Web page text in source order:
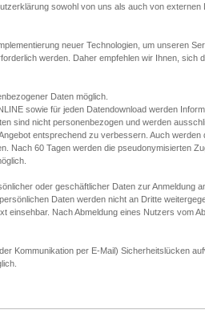
sowohl von uns als auch von externen
neuer Technologien, um unseren
werden. Daher empfehlen wir Ihnen, sich
Daten möglich.
sowie für jeden Datendownload werden
sind nicht personenbezogen und werden
entsprechend zu verbessern. Auch werden
Nach 60 Tagen werden die pseudonymisierten
oder geschäftlicher Daten zur Anmeldung
Daten werden nicht an Dritte
Nach Abmeldung eines Nutzers vom
Kommunikation per E-Mail) Sicherheitslücken